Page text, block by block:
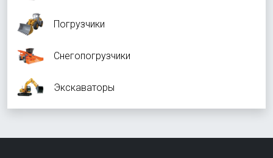
Погрузчики
Снегопогрузчики
Экскаваторы